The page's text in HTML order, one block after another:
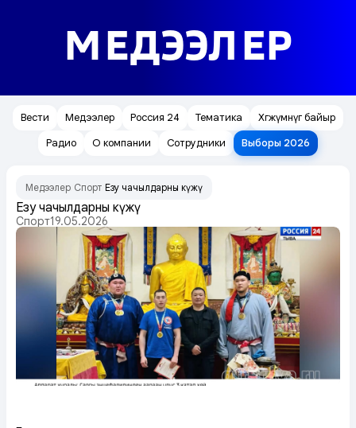
МЕДЭЭЛЕР
Вести Медээлер Россия 24 Тематика
Хөгжүмнүг байыр
Радио
О компании Сотрудники Выборы 2026
Медээлер Спорт Езу чаңчылдарның күжү
Езу чаңчылдарның күжү
Спорт19.05.2026